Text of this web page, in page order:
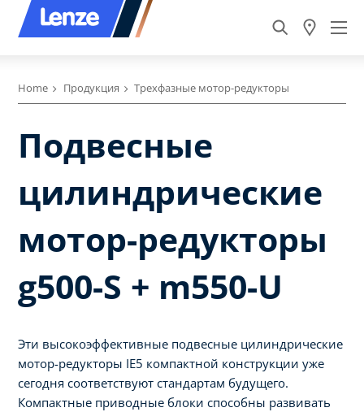
Home Продукция Трехфазные мотор-редукторы
Подвесные
цилиндрические
мотор-редукторы
g500-S + m550-U
Эти высокоэффективные подвесные цилиндрические
мотор-редукторы IE5 компактной конструкции уже
сегодня соответствуют стандартам будущего.
Компактные приводные блоки способны развивать